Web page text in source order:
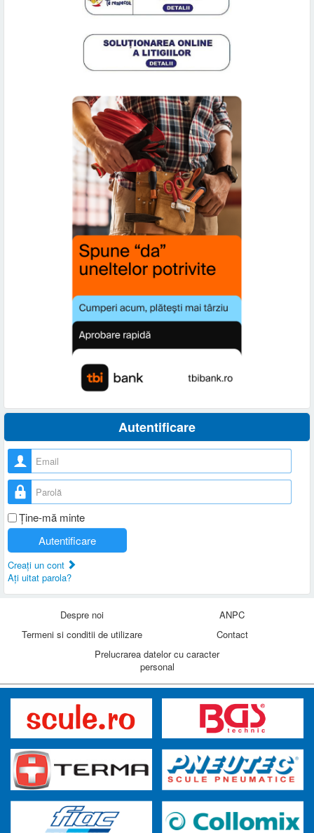
Autentificare
Nume utilizator
Parolă
Ţine-mă minte
Autentificare
Creaţi un cont
Aţi uitat parola?
Despre noi
ANPC
Termeni si conditii de utilizare
Contact
Prelucrarea datelor cu caracter
personal